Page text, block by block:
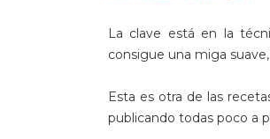
La clave está en la
consigue una miga
Esta es otra de las
publicando todas poco a